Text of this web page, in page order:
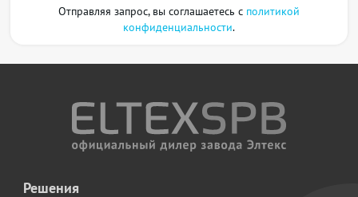
Отправляя запрос, вы соглашаетесь с политикой
конфиденциальности.
Решения